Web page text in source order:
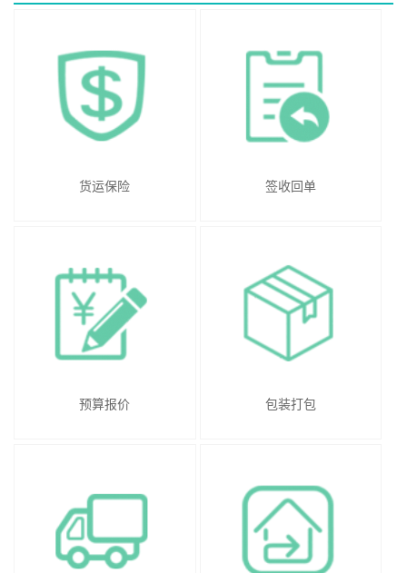
货运保险 签收回单
预算报价 包装打包